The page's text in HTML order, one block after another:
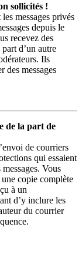
sollicités !
messages privés
depuis le
recevez des
d’un autre
Ils
des messages
de la part de
de courriers
qui essaient
Vous
copie complète
à un
d’y inclure les
du courrier